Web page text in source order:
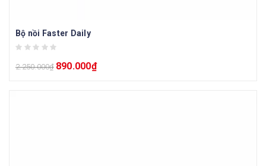
Bộ nồi Faster Daily
2.250.000₫ 890.000₫